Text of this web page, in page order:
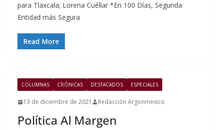
para Tlaxcala; Lorena Cuéllar *En 100 Días, Segunda
Entidad más Segura
Read More
COLUMNAS CRÓNICAS DESTACADOS ESPECIALES
13 de diciembre de 2021 Redacción Argonmexico
Política Al Margen